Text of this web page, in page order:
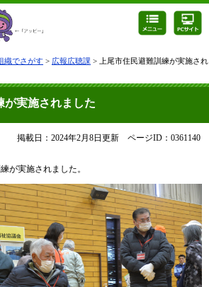
織でさがす > 広報広聴課 > 上尾市住民避難訓練が実施され
が実施されました
掲載日：2024年2月8日更新 ページID：0361140
が実施されました。